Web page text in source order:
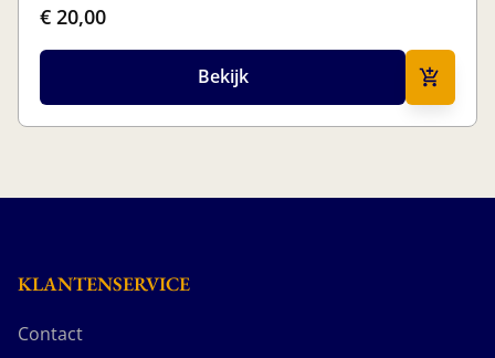
€ 20,00
Bekijk
KLANTENSERVICE
Contact